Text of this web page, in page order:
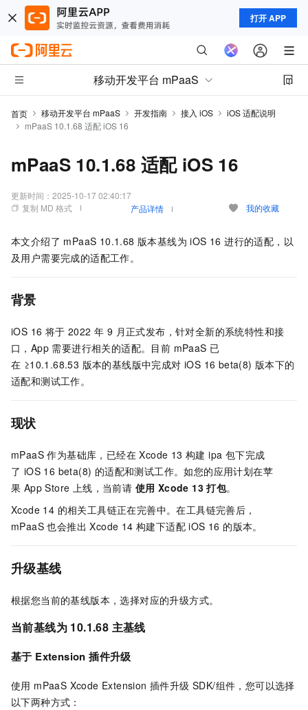
打开 APP
移动开发平台 mPaaS
首页 移动开发平台 mPaaS 开发指南 接入 iOS
iOS 适配说明
mPaaS 10.1.68 适配 iOS 16
mPaaS 10.1.68 适配 iOS 16
更新时间： 2025-10-17 02:40:17
复制 MD 格式
产品详情 我的收藏
本文介绍了 mPaaS 10.1.68 版本基线为 iOS 16 进行的适配，以
及用户需要完成的适配工作。
背景
iOS 16 将于 2022 年 9 月正式发布，针对全新的系统特性和接
口，App 需要进行相关的适配。目前 mPaaS 已
在 ≥10.1.68.53 版本的基线版中完成对 iOS 16 beta(8) 版本下的
适配和测试工作。
现状
mPaaS 作为基础库，已经在 Xcode 13 构建 ipa 包下完成
了 iOS 16 beta(8) 的适配和测试工作。如您的应用计划在苹
果 App Store 上线，当前请 使用 Xcode 13 打包。
Xcode 14 的相关工具链正在完善中。在工具链完善后，
mPaaS 也会推出 Xcode 14 构建下适配 iOS 16 的版本。
升级基线
根据您当前的基线版本，选择对应的升级方式。
当前基线为 10.1.68 主基线
基于 Extension 插件升级
使用 mPaaS Xcode Extension 插件升级 SDK/组件，您可以选择
以下两种方式：